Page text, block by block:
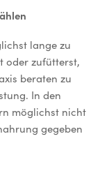
lange zu
oder zufütterst,
beraten zu
In den
möglichst nicht
gegeben